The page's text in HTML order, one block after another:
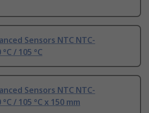
Sensors NTC NTC-
/ 105 °C
Sensors NTC NTC-
/ 105 °C x 150 mm